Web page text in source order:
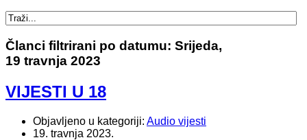
Članci filtrirani po datumu: Srijeda,
19 travnja 2023
VIJESTI U 18
Objavljeno u kategoriji: Audio vijesti
19. travnja 2023.